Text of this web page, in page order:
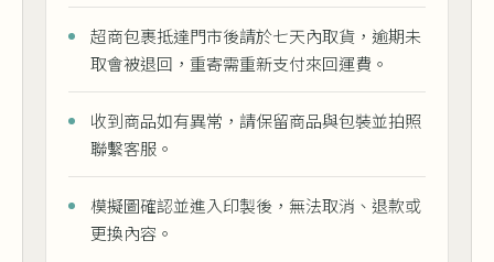
超商包裹抵達門市後請於七天內取貨，逾期未
取會被退回，重寄需重新支付來回運費。
收到商品如有異常，請保留商品與包裝並拍照
聯繫客服。
模擬圖確認並進入印製後，無法取消、退款或
更換內容。